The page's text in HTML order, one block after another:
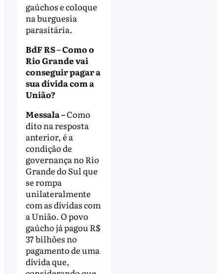
gaúchos e coloque
na burguesia
parasitária.
BdF RS – Como o
Rio Grande vai
conseguir pagar a
sua dívida com a
União?
Messala –Como
dito na resposta
anterior, é a
condição de
governança no Rio
Grande do Sul que
se rompa
unilateralmente
com as dívidas com
a União. O povo
gaúcho já pagou R$
37 bilhões no
pagamento de uma
dívida que,